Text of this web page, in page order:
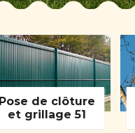
Pose de clôture
et grillage 51